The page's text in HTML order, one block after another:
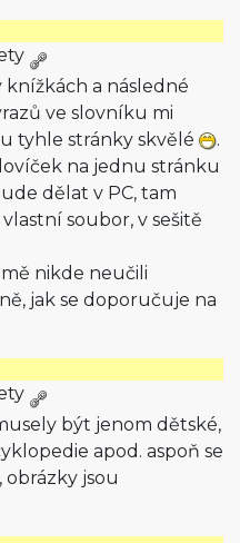
knížkách a následné
ve slovníku mi
tyhle stránky skvělé
.
na jednu stránku
dělat v PC, tam
soubor, v sešitě
nikde neučili
jak se doporučuje na
být jenom dětské,
apod. aspoň se
obrázky jsou